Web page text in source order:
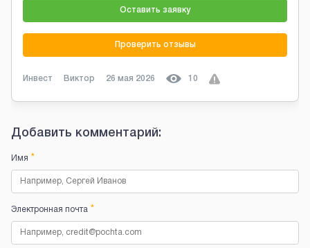
Оставить заявку
Проверить отзывы
Инвест Виктор 26 мая 2026 10
Добавить комментарий:
Имя *
Электронная почта *